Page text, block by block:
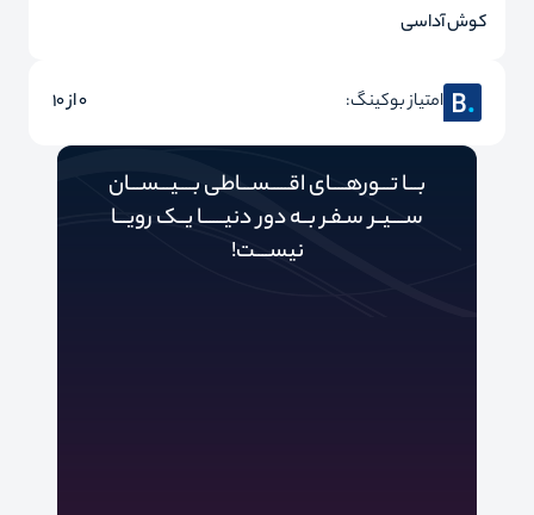
کوش آداسی
امتیاز بوکینگ: 0 از 10
بـــا تـــورهــــای اقـــــســـاطی بــــیـــســـان
ســــیــر سـفـر بــه دور‌‌‌‌ دنیـــــ‌‌ـا یــک رویـــا
نیســــت!